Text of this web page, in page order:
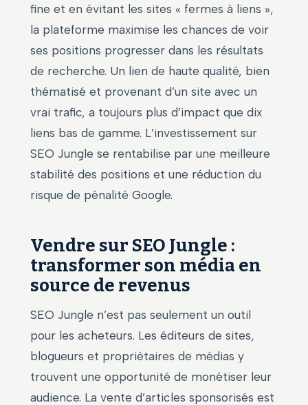
fine et en évitant les sites « fermes à liens »,
la plateforme maximise les chances de voir
ses positions progresser dans les résultats
de recherche. Un lien de haute qualité, bien
thématisé et provenant d’un site avec un
vrai trafic, a toujours plus d’impact que dix
liens bas de gamme. L’investissement sur
SEO Jungle se rentabilise par une meilleure
stabilité des positions et une réduction du
risque de pénalité Google.
Vendre sur SEO Jungle :
transformer son média en
source de revenus
SEO Jungle n’est pas seulement un outil
pour les acheteurs. Les éditeurs de sites,
blogueurs et propriétaires de médias y
trouvent une opportunité de monétiser leur
audience. La vente d’articles sponsorisés est